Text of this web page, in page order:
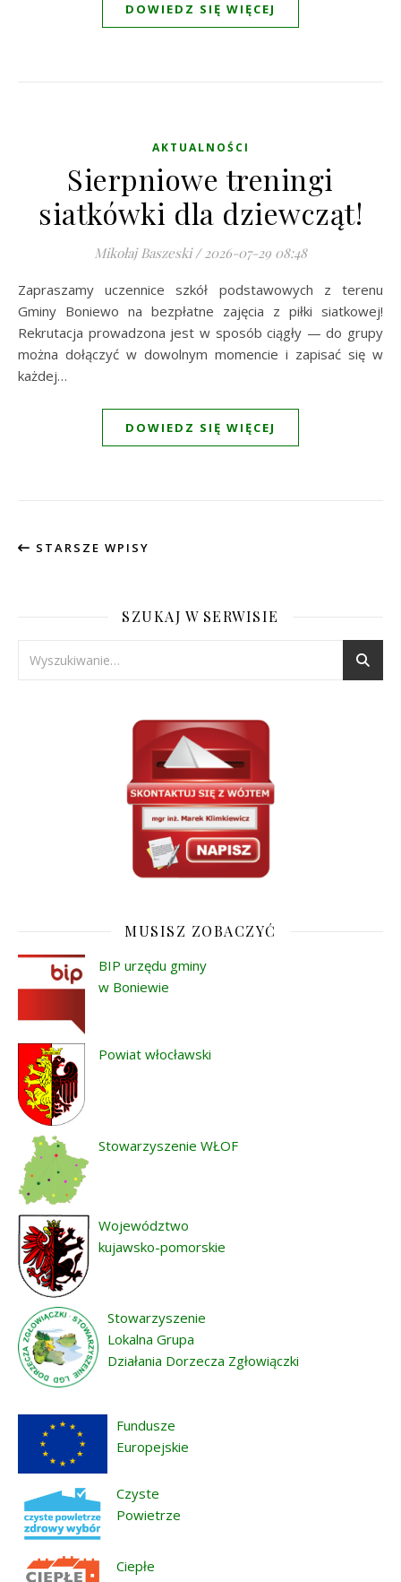
DOWIEDZ SIĘ WIĘCEJ
AKTUALNOŚCI
Sierpniowe treningi
siatkówki dla dziewcząt!
Mikołaj Baszeski / 2026-07-29 08:48
Zapraszamy uczennice szkół podstawowych z terenu
Gminy Boniewo na bezpłatne zajęcia z piłki siatkowej!
Rekrutacja prowadzona jest w sposób ciągły — do grupy
można dołączyć w dowolnym momencie i zapisać się w
każdej…
DOWIEDZ SIĘ WIĘCEJ
STARSZE WPISY
SZUKAJ W SERWISIE
MUSISZ ZOBACZYĆ
BIP urzędu gminy
w Boniewie
Powiat włocławski
Stowarzyszenie WŁOF
Województwo
kujawsko-pomorskie
Stowarzyszenie
Lokalna Grupa
Działania Dorzecza Zgłowiączki
Fundusze
Europejskie
Czyste
Powietrze
Ciepłe